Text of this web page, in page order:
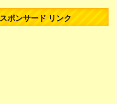
スポンサード リンク